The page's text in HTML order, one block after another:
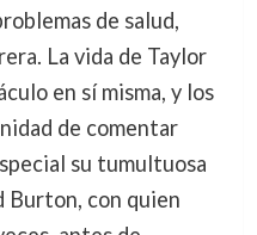
de salud,
La vida de Taylor
en sí misma, y los
de comentar
su tumultuosa
Burton, con quien